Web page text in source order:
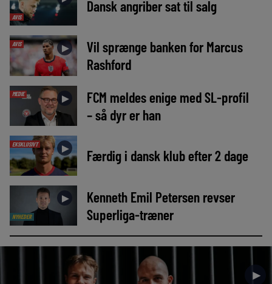
AVIS
Dansk angriber sat til salg
AVIS ►
Vil sprænge banken for Marcus
Rashford
MEDIE ►
FCM meldes enige med SL-profil
– så dyr er han
EKSKLUSIVT ► Færdig i dansk klub efter 2 dage
NYHEDER
►
Kenneth Emil Petersen revser
Superliga-træner
►